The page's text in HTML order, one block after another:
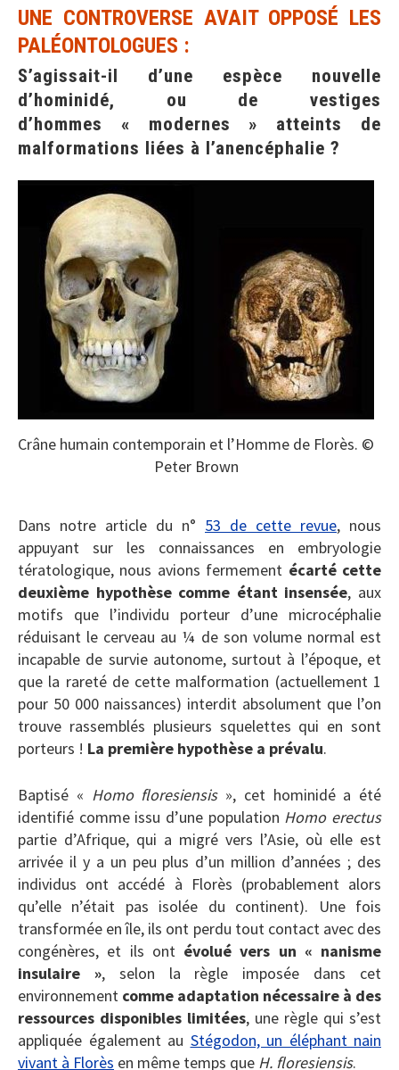
UNE CONTROVERSE AVAIT OPPOSÉ LES
PALÉONTOLOGUES :
S’agissait-il d’une espèce nouvelle
d’hominidé, ou de vestiges
d’hommes « modernes » atteints de
malformations liées à l’anencéphalie ?
Crâne humain contemporain et l’Homme de Florès. ©
Peter Brown
Dans notre article du n° 53 de cette revue, nous
appuyant sur les connaissances en embryologie
tératologique, nous avions fermement écarté cette
deuxième hypothèse comme étant insensée, aux
motifs que l’individu porteur d’une microcéphalie
réduisant le cerveau au ¼ de son volume normal est
incapable de survie autonome, surtout à l’époque, et
que la rareté de cette malformation (actuellement 1
pour 50 000 naissances) interdit absolument que l’on
trouve rassemblés plusieurs squelettes qui en sont
porteurs ! La première hypothèse a prévalu.
Baptisé « Homo floresiensis», cet hominidé a été
identifié comme issu d’une population Homo erectus
partie d’Afrique, qui a migré vers l’Asie, où elle est
arrivée il y a un peu plus d’un million d’années ; des
individus ont accédé à Florès (probablement alors
qu’elle n’était pas isolée du continent). Une fois
transformée en île, ils ont perdu tout contact avec des
congénères, et ils ont évolué vers un « nanisme
insulaire », selon la règle imposée dans cet
environnement comme adaptation nécessaire à des
ressources disponibles limitées, une règle qui s’est
appliquée également au Stégodon, un éléphant nain
vivant à Florès en même temps que H. floresiensis.